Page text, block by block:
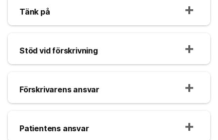
Tänk på
Stöd vid förskrivning
Förskrivarens ansvar
Patientens ansvar